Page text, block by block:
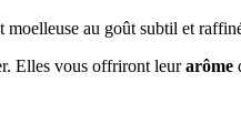
moelleuse au goût subtil et
Elles vous offriront leurarôme